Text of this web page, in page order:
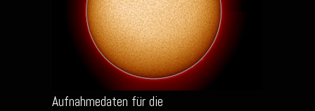
Aufnahmedaten für die